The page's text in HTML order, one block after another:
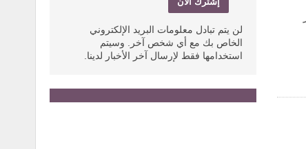
لن يتم تبادل معلومات البريد الإلكتروني
الخاص بك مع أي شخص آخر. وسيتم
استخدامها فقط لإرسال آخر الأخبار لدينا.